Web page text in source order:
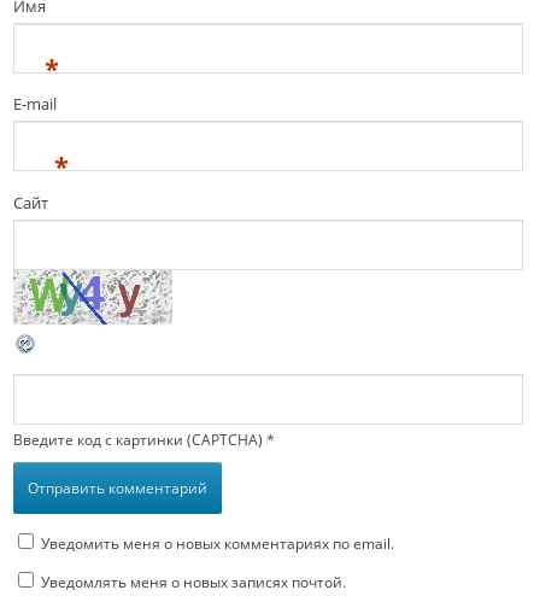
Имя
*
E-mail
*
Сайт
Введите код с картинки (CAPTCHA) *
Уведомить меня о новых комментариях по email.
Уведомлять меня о новых записях почтой.